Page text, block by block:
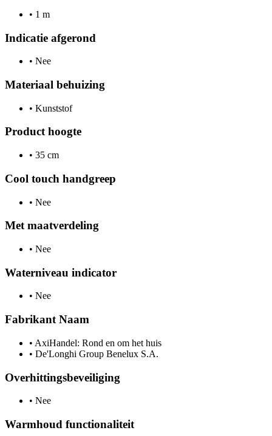
• 1 m
Indicatie afgerond
• Nee
Materiaal behuizing
• Kunststof
Product hoogte
• 35 cm
Cool touch handgreep
• Nee
Met maatverdeling
• Nee
Waterniveau indicator
• Nee
Fabrikant Naam
• AxiHandel: Rond en om het huis
• De'Longhi Group Benelux S.A.
Overhittingsbeveiliging
• Nee
Warmhoud functionaliteit